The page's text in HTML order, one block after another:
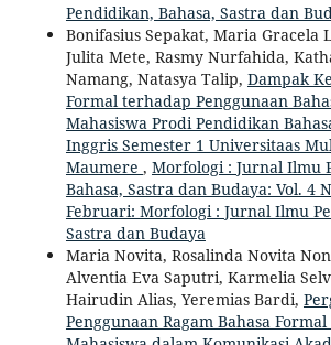
Pendidikan, Bahasa, Sastra dan
Bonifasius Sepakat, Maria Gracela
Julita Mete, Rasmy Nurfahida,
Namang, Natasya Talip, Dampak
Formal terhadap Penggunaan
Mahasiswa Prodi Pendidikan
Inggris Semester 1 Universitaas
Maumere , Morfologi : Jurnal Ilmu
Bahasa, Sastra dan Budaya: Vol. 4
Februari: Morfologi : Jurnal Ilmu
Sastra dan Budaya
Maria Novita, Rosalinda Novita
Alventia Eva Saputri, Karmelia
Hairudin Alias, Yeremias Bardi,
Penggunaan Ragam Bahasa